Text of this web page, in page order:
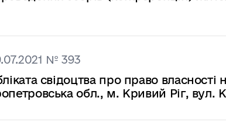
№ 393
свідоцтва про право власності
обл., м. Кривий Ріг, вул.